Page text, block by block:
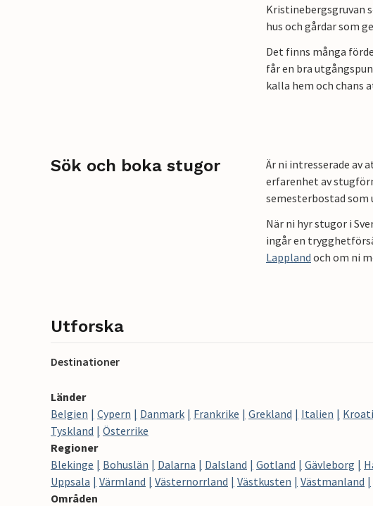
Kristinebergsgruvan
hus och gårdar som
Det finns många
får en bra
kalla hem och chans
Sök och boka stugor
Är ni intresserade av
erfarenhet av
semesterbostad som
När ni hyr stugor i
ingår en
Lappland och om ni
Utforska
Destinationer
Länder
Belgien
Cypern Danmark Frankrike Grekland Italien
Tyskland
Österrike
Regioner
Blekinge
Bohuslän Dalarna Dalsland Gotland Gävleborg
Uppsala
Värmland Västernorrland Västkusten Västmanland
Områden